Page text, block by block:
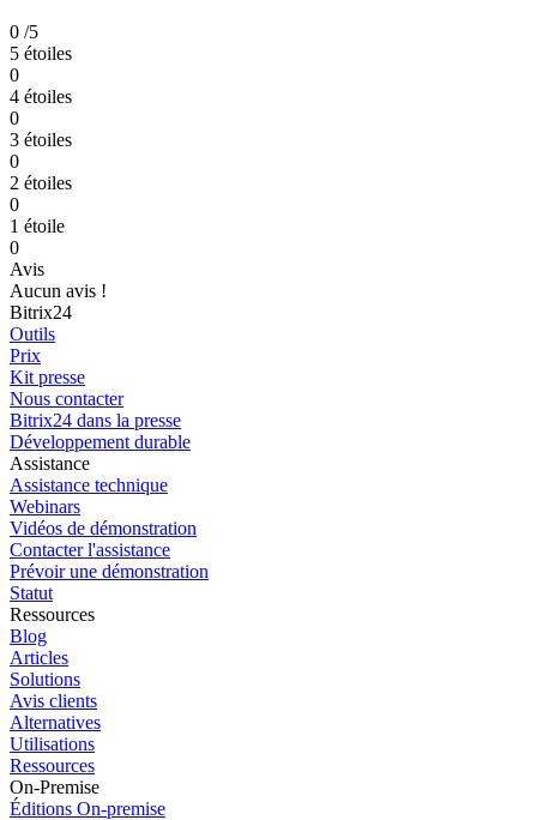
0 /5
5 étoiles
0
4 étoiles
0
3 étoiles
0
2 étoiles
0
1 étoile
0
Avis
Aucun avis !
Bitrix24
Outils
Prix
Kit presse
Nous contacter
Bitrix24 dans la presse
Développement durable
Assistance
Assistance technique
Webinars
Vidéos de démonstration
Contacter l'assistance
Prévoir une démonstration
Statut
Ressources
Blog
Articles
Solutions
Avis clients
Alternatives
Utilisations
Ressources
On-Premise
Éditions On-premise